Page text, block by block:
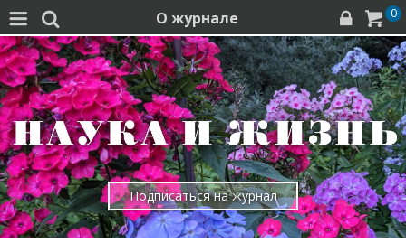
  О журнале   0
Подписаться на журнал